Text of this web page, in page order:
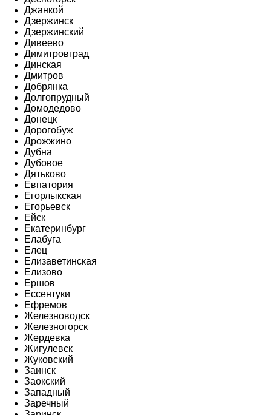
Джанкой
Дзержинск
Дзержинский
Дивеево
Димитровград
Динская
Дмитров
Добрянка
Долгопрудный
Домодедово
Донецк
Дорогобуж
Дрожжино
Дубна
Дубовое
Дятьково
Евпатория
Егорлыкская
Егорьевск
Ейск
Екатеринбург
Елабуга
Елец
Елизаветинская
Елизово
Ершов
Ессентуки
Ефремов
Железноводск
Железногорск
Жердевка
Жигулевск
Жуковский
Заинск
Заокский
Западный
Заречный